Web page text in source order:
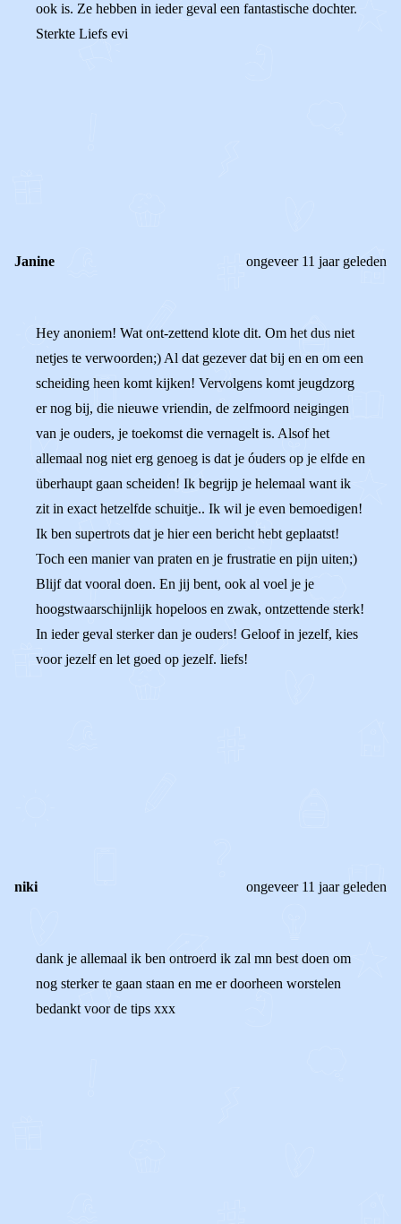
ook is. Ze hebben in ieder geval een fantastische dochter.
Sterkte Liefs evi
Janine ongeveer 11 jaar geleden
Hey anoniem! Wat ont-zettend klote dit. Om het dus niet
netjes te verwoorden;) Al dat gezever dat bij en en om een
scheiding heen komt kijken! Vervolgens komt jeugdzorg
er nog bij, die nieuwe vriendin, de zelfmoord neigingen
van je ouders, je toekomst die vernagelt is. Alsof het
allemaal nog niet erg genoeg is dat je óuders op je elfde en
überhaupt gaan scheiden! Ik begrijp je helemaal want ik
zit in exact hetzelfde schuitje.. Ik wil je even bemoedigen!
Ik ben supertrots dat je hier een bericht hebt geplaatst!
Toch een manier van praten en je frustratie en pijn uiten;)
Blijf dat vooral doen. En jij bent, ook al voel je je
hoogstwaarschijnlijk hopeloos en zwak, ontzettende sterk!
In ieder geval sterker dan je ouders! Geloof in jezelf, kies
voor jezelf en let goed op jezelf. liefs!
niki ongeveer 11 jaar geleden
dank je allemaal ik ben ontroerd ik zal mn best doen om
nog sterker te gaan staan en me er doorheen worstelen
bedankt voor de tips xxx